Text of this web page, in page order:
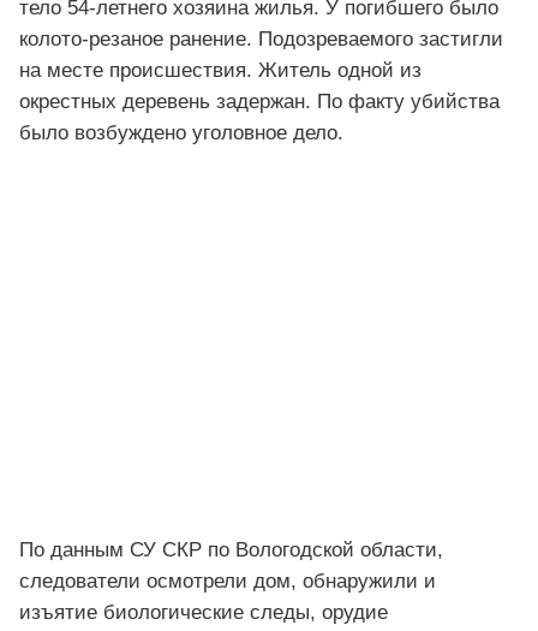
тело 54-летнего хозяина жилья. У погибшего было
колото-резаное ранение. Подозреваемого застигли
на месте происшествия. Житель одной из
окрестных деревень задержан. По факту убийства
было возбуждено уголовное дело.
По данным СУ СКР по Вологодской области,
следователи осмотрели дом, обнаружили и
изъятие биологические следы, орудие